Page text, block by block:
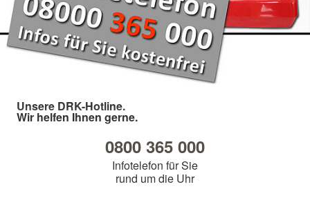
Unsere DRK-Hotline.
Wir helfen Ihnen gerne.
0800 365 000
Infotelefon für Sie
rund um die Uhr